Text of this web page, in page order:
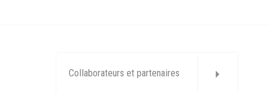
Collaborateurs et partenaires